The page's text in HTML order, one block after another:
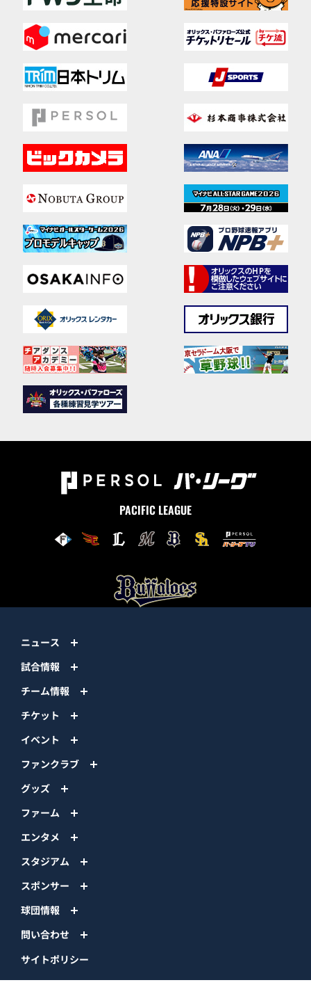
PACIFIC LEAGUE
ニュース
試合情報
チーム情報
チケット
イベント
ファンクラブ
グッズ
ファーム
エンタメ
スタジアム
スポンサー
球団情報
問い合わせ
サイトポリシー
プロパティ規定